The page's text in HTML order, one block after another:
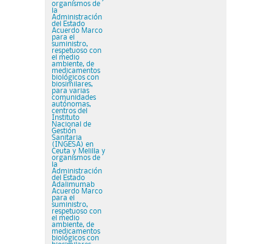
organismos de
la
Administración
del Estado
Acuerdo Marco
para el
suministro,
respetuoso con
el medio
ambiente, de
medicamentos
biológicos con
biosimilares,
para varias
comunidades
autónomas,
centros del
Instituto
Nacional de
Gestión
Sanitaria
(INGESA) en
Ceuta y Melilla y
organismos de
la
Administración
del Estado
Adalimumab
Acuerdo Marco
para el
suministro,
respetuoso con
el medio
ambiente, de
medicamentos
biológicos con